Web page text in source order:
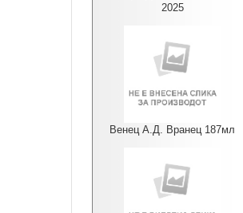
2025
Венец А.Д. Вранец 187мл